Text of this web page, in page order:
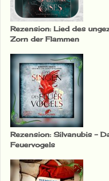
Rezension: Lied des
Zorn der Flammen
Rezension: Silvanubis –
Feuervogels